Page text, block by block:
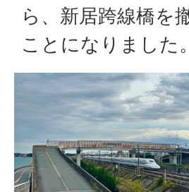
ら、新居跨線橋を
ことになりました。